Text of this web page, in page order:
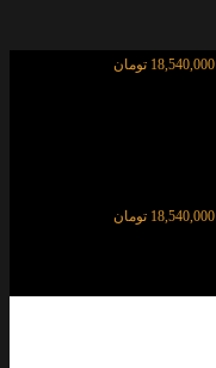
18,540,000 تومان
18,540,000 تومان